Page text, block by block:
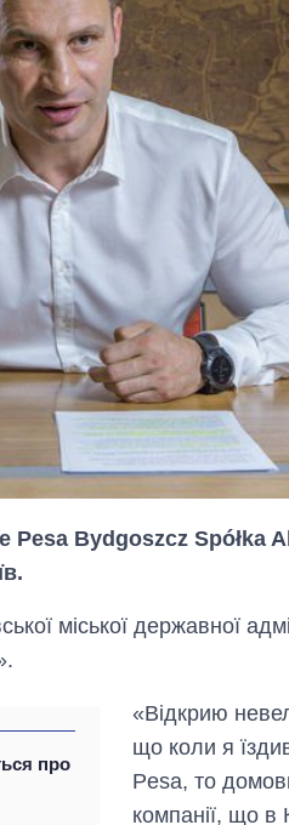
Bydgoszcz Spółka
міської державної
про
«Відкрию
що коли я
Pesa, то
компанії, що в